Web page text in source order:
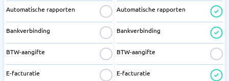
Automatische rapporten
Bankverbinding
BTW-aangifte
E-facturatie
Automatische rapporten
Bankverbinding
BTW-aangifte
E-facturatie